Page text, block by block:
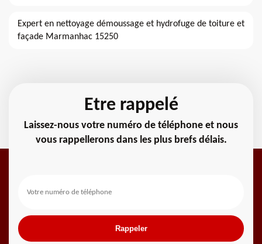
Expert en nettoyage démoussage et hydrofuge de toiture et
façade Marmanhac 15250
Etre rappelé
Laissez-nous votre numéro de téléphone et nous
vous rappellerons dans les plus brefs délais.